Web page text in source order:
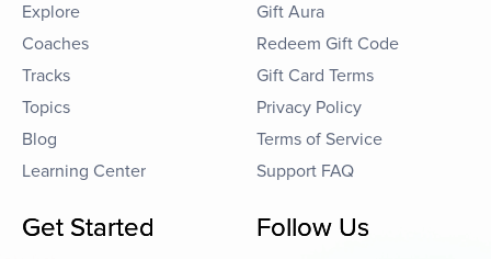
Explore
Coaches
Tracks
Topics
Blog
Learning Center
Gift Aura
Redeem Gift Code
Gift Card Terms
Privacy Policy
Terms of Service
Support FAQ
Get Started Follow Us